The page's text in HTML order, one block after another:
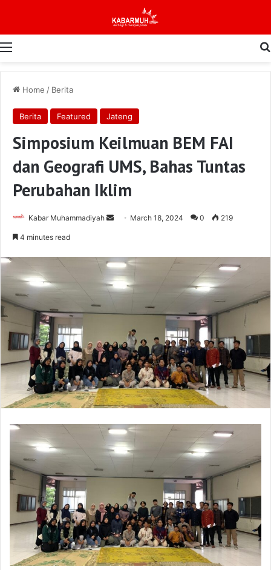
Menu
Home / Berita
Berita Featured Jateng
Simposium Keilmuan BEM FAI
dan Geografi UMS, Bahas Tuntas
Perubahan Iklim
Kabar Muhammadiyah
Send March 18, 2024 0 219
4 minutes read